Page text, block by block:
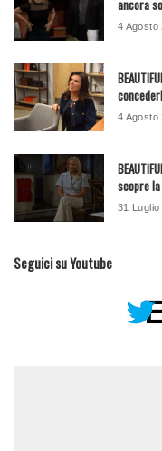
ancora
4 Agosto
4 Agosto
scopre
31 Luglio
Seguici su Youtube